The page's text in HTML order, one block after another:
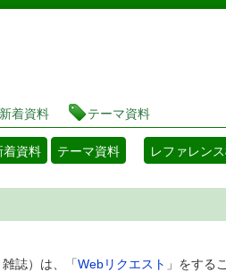
蔵書検索・予約システム
新着資料 テーマ資料
着資料 テーマ資料 レファレン
誌）は、「Webリクエスト 」をする